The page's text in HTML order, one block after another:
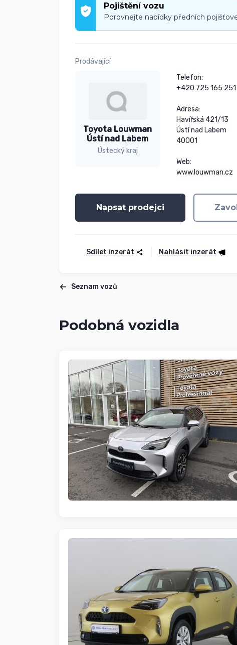
Pojištění vozu
Porovnejte nabídky předních
Prodávající
Toyota Louwman
Ústí nad Labem
Ústecký kraj
Telefon:
+420 725 165 251
Adresa:
Havířská 421/13
Ústí nad Labem
40001
Web:
www.louwman.cz
Napsat prodejci
Sdílet inzerát Nahlásit inzerát
Seznam vozů
Podobná vozidla